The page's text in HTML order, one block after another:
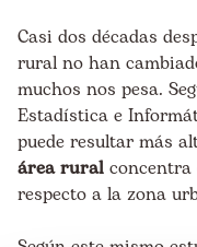
Casi dos décadas
rural no han
muchos nos pesa.
Estadística e
puede resultar más
área rural concentra
respecto a la zona